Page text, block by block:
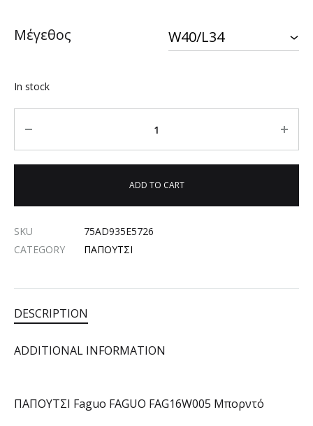
Μέγεθος
In stock
ADD TO CART
SKU
75AD935E5726
CATEGORY
ΠΑΠΟΥΤΣΙ
DESCRIPTION
ADDITIONAL INFORMATION
ΠΑΠΟΥΤΣΙ Faguo FAGUO FAG16W005 Μπορντό